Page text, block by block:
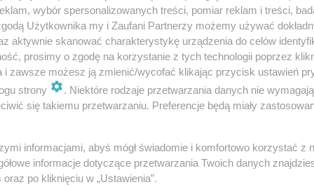
tkanką tłuszczową (BAT) zwiększyło się,
dorosłym, a wysoka zawartość brunatnych
otyłości,cukrzycy typu 2i innych chorób
się w organizmach noworodków, a jej poziom
tkanki tłuszczowej. Okazuje się, że liczne
wybór spersonalizowanych treści, pomiar reklam i treści,
Użytkownika my i Zaufani Partnerzy możemy używać
aktywnie skanować charakterystykę urządzenia do celów
prosimy o zgodę na korzystanie z tych technologii poprzez
i zawsze możesz ją zmienić/wycofać klikając przycisk ustawień
strony
. Niektóre rodzaje przetwarzania danych nie
się takiemu przetwarzaniu. Preferencje będą miały
informacjami, abyś mógł świadomie i komfortowo korzystać z
informacje dotyczące przetwarzania Twoich danych
oraz po kliknięciu w „Ustawienia”.